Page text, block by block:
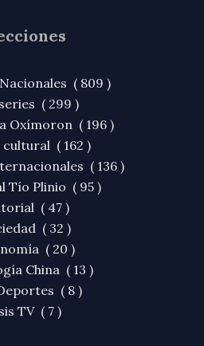
( 809 )
( 299 )
Oxímoron ( 196 )
cultural ( 162 )
( 136 )
Tío Plinio ( 95 )
( 47 )
( 32 )
( 20 )
China ( 13 )
( 8 )
TV ( 7 )